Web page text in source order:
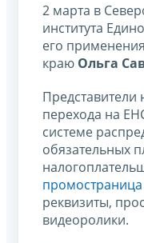
2 марта в
института
его
краю Ольга
перехода на
системе
обязательных
реквизиты,
видеоролики.